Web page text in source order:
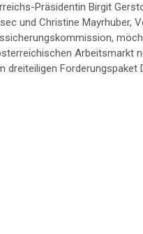
Präsidentin Birgit
und Christine Mayrhuber,
Arbeitsmarkt
dreiteiligen Forderungspaket